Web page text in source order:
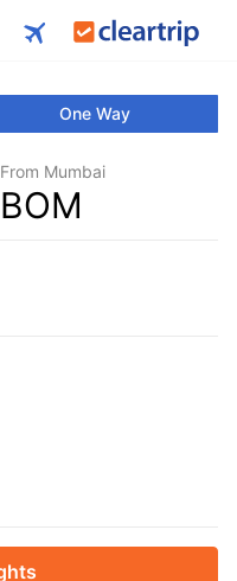
One Way
From Mumbai
BOM